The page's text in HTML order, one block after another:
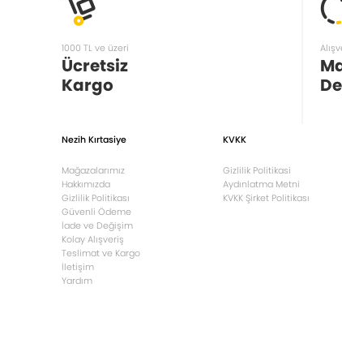
1000 TL ve üzeri
Ücretsiz
Kargo
Nezih Kırtasiye
Mağazalarımız
Hakkımızda
Gizlilik Politikası
Güvenli Ödeme
İade ve Değişim
Kolay Alışveriş
Teslimat ve Kargo
İletişim
Yardım
KVKK
Gizlilik Politikasi
Aydınlatma Metni
KVKK Şirket Politikası